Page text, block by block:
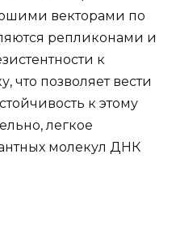
векторами по
репликонами и
к
что позволяет вести
к этому
легкое
молекул ДНК